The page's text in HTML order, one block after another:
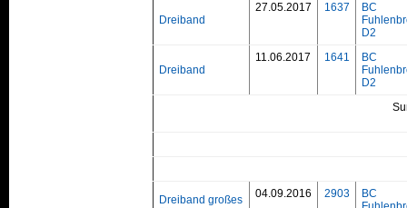
Dreiband
27.05.2017 1637
BC
D2
Dreiband
11.06.2017 1641
BC
D2
Dreiband großes
04.09.2016 2903
BC